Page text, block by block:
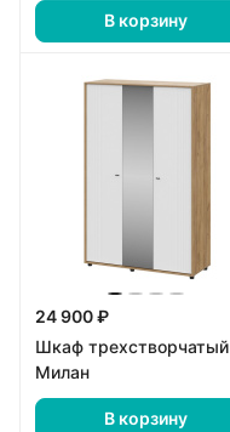
В корзину
24 900 ₽
Шкаф трехстворчатый
Милан
В корзину